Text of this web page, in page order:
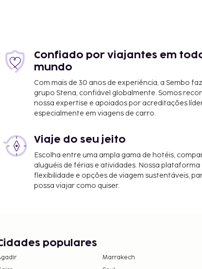
Confiado por viajantes em
mundo
Com mais de 30 anos de experiência, a Sembo
grupo Stena, confiável globalmente. Somos
nossa expertise e apoiados por acreditações
especialmente em viagens de carro.
Viaje do seu jeito
Escolha entre uma ampla gama de hotéis,
aluguéis de férias e atividades. Nossa
flexibilidade e opções de viagem sustentáveis,
possa viajar como quiser.
populares
Marrakech